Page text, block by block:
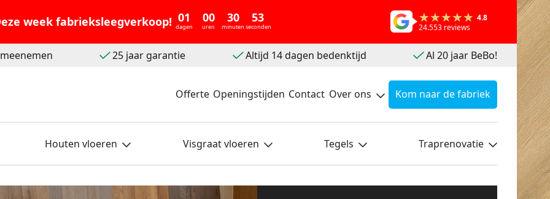
week fabrieksleegverkoop! 01
dagen
00
uren
30
minuten
52
seconden
4.8
24.553 reviews
25 jaar garantie Altijd 14 dagen bedenktijd Al 20 jaar BeBo!
Offerte Openingstijden Contact Over ons Kom naar de fabriek
Houten vloeren Visgraat vloeren Tegels Traprenovatie